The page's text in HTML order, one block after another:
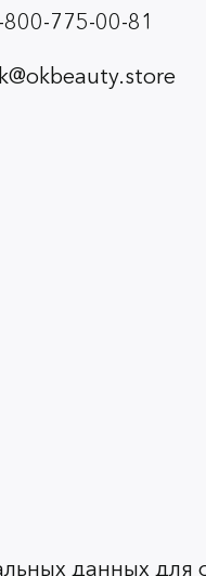
данных для
775-00-81